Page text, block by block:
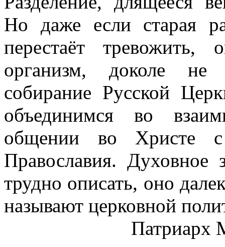
Но даже если старая
перестаёт тревожить,
организм, доколе не
собирание Русской
объединимся во
общении во Христе с
Православия. Духовное
трудно описать, оно
называют церковной
Патриарх